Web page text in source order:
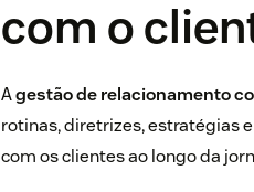
com o
Agestão de relacionamento
rotinas, diretrizes, estratégias
com os clientes ao longo da